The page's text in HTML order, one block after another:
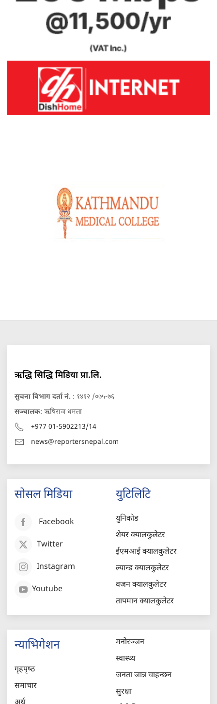
ऋद्धि सिद्धि मिडिया प्रा.लि.
सुचना बिभाग दर्ता नं. : १४१२ /०७५-७६
सञ्चालक: ऋषिराज धमला
+977 01-5902213/14
news@reportersnepal.com
सोसल मिडिया
Facebook
Twitter
Instagram
Youtube
युटिलिटि
युनिकोड
शेयर क्यालकुलेटर
ईएमआई क्यालकुलेटर
ल्यान्ड क्यालकुलेटर
वजन क्यालकुलेटर
तापमान क्यालकुलेटर
न्याभिगेशन
गृहपृष्‍ठ
समाचार
मनोरञ्जन
स्वास्थ्य
जनता जान्न चाहन्छन
सुरक्षा